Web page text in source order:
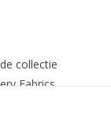
collectie
Fabrics